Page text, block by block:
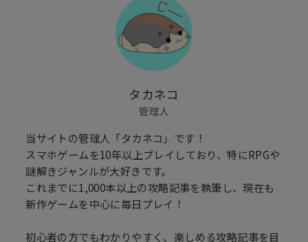
タカネコ
管理人
当サイトの管理人「タカネコ」です！
スマホゲームを10年以上プレイしており、特にRPGや
謎解きジャンルが大好きです。
これまでに1,000本以上の攻略記事を執筆し、現在も
新作ゲームを中心に毎日プレイ！
初心者の方でもわかりやすく、楽しめる攻略記事を目